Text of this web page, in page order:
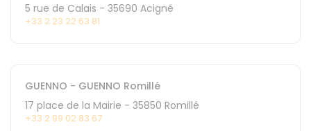
5 rue de Calais - 35690 Acigné
+33 2 23 22 63 81
GUENNO - GUENNO Romillé
17 place de la Mairie - 35850 Romillé
+33 2 99 02 83 67